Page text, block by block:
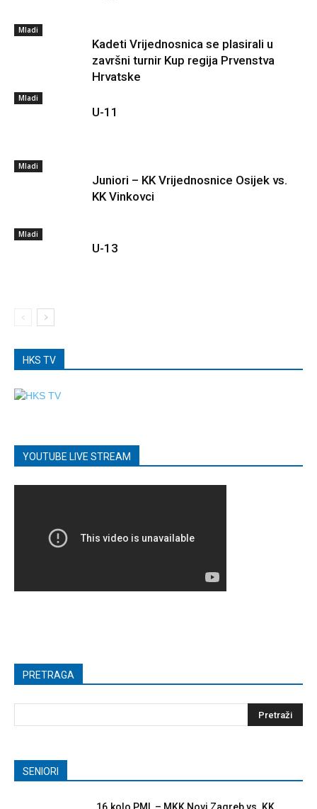
Mladi
Kadeti Vrijednosnica se plasirali u
završni turnir Kup regija Prvenstva
Hrvatske
Mladi
U-11
Mladi
Juniori – KK Vrijednosnice Osijek vs.
KK Vinkovci
Mladi
U-13
HKS TV
YOUTUBE LIVE STREAM
PRETRAGA
SENIORI
16.kolo PML – MKK Novi Zagreb vs. KK